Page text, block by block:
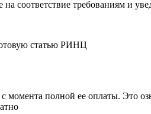
соответствие требованиям и
статью РИНЦ
полной ее оплаты. Это